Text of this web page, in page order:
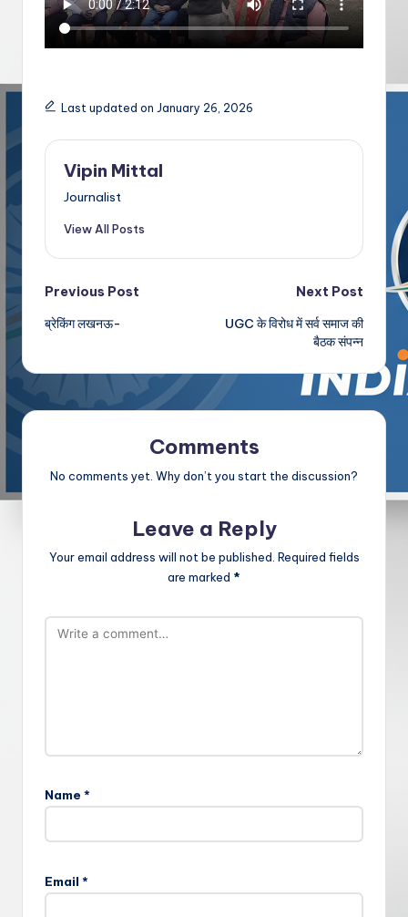
Last updated on January 26, 2026
Vipin Mittal
Journalist
View All Posts
Post
navigation
Previous Post
ब्रेकिंग लखनऊ-
Next Post
UGC के विरोध में सर्व समाज की
बैठक संपन्न
Comments
No comments yet. Why don’t you start the discussion?
Leave a Reply
Your email address will not be published. Required fields
are marked *
Name *
Email *